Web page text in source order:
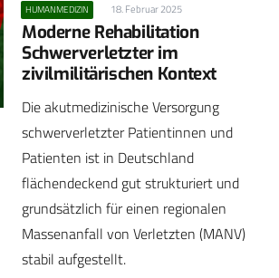
HUMANMEDIZIN 18. Februar 2025
Moderne Rehabilitation
Schwerverletzter im
zivilmilitärischen Kontext
Die akutmedizinische Versorgung
schwerverletzter Patientinnen und
Patienten ist in Deutschland
flächendeckend gut strukturiert und
grundsätzlich für einen regionalen
Massenanfall von Verletzten (MANV)
stabil aufgestellt.